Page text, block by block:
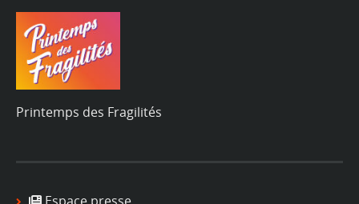
Printemps des Fragilités